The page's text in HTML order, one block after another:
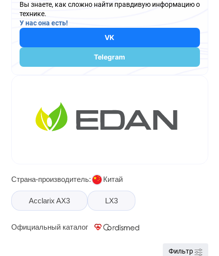
Вы знаете, как сложно найти правдивую информацию о
технике.
У нас она есть!
VK
Telegram
Страна-производитель: Китай
Acclarix AX3 LX3
Официальный каталог
Фильтр